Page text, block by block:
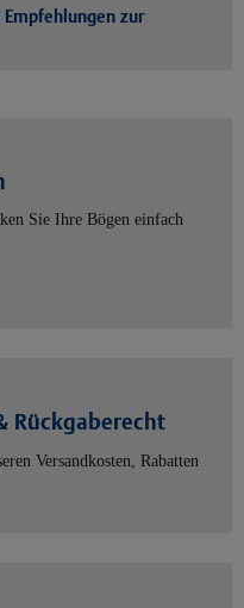
zur
Sie Ihre Bögen einfach
Rückgaberecht
Versandkosten, Rabatten